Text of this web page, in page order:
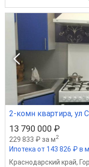
2-комн квартира, ул
13 790 000 ₽
229 833 ₽ за м2
Ипотека от 143 826 ₽ в
Краснодарский край,